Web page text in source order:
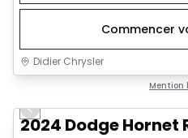
Commencer
Didier Chrysler
Mention
Previous slide
2024 Dodge Hornet